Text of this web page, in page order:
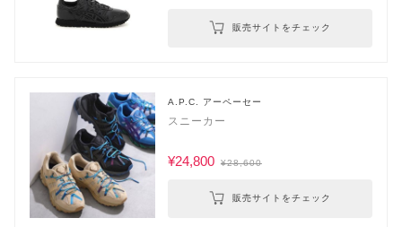
販売サイトをチェック
A.P.C. アーペーセー
スニーカー
¥24,800 ¥28,600
販売サイトをチェック